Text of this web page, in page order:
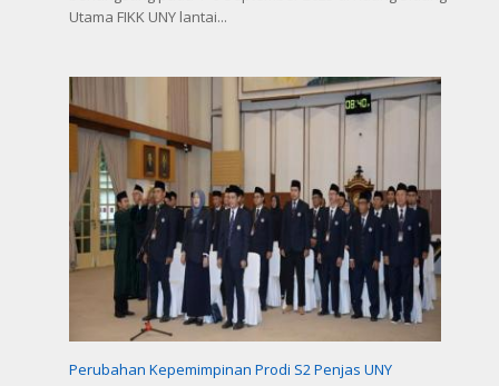
Utama FIKK UNY lantai...
Perubahan Kepemimpinan Prodi S2 Penjas UNY